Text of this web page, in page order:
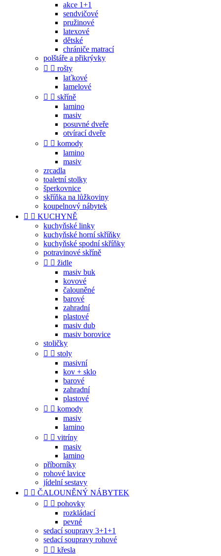
akce 1+1
sendvičové
pružinové
latexové
dětské
chrániče matrací
polštáře a přikrývky
  rošty
laťkové
lamelové
  skříně
lamino
masiv
posuvné dveře
otvírací dveře
  komody
lamino
masiv
zrcadla
toaletní stolky
šperkovnice
skříňka na lůžkoviny
koupelnový nábytek
  KUCHYNĚ
kuchyňské linky
kuchyňské horní skříňky
kuchyňské spodní skříňky
potravinové skříně
  židle
masiv buk
kovové
čalouněné
barové
zahradní
plastové
masiv dub
masiv borovice
stoličky
  stoly
masivní
kov + sklo
barové
zahradní
plastové
  komody
masiv
lamino
  vitríny
masiv
lamino
příborníky
rohové lavice
jídelní sestavy
  ČALOUNĚNÝ NÁBYTEK
  pohovky
rozkládací
pevné
sedací soupravy 3+1+1
sedací soupravy rohové
  křesla